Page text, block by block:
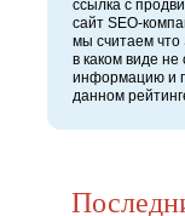
ссылка с
сайт SEO-
мы считаем что
в каком виде не
информацию и
данном